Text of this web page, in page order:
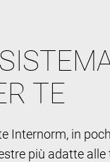
TE
Internorm, in
più adatte alle